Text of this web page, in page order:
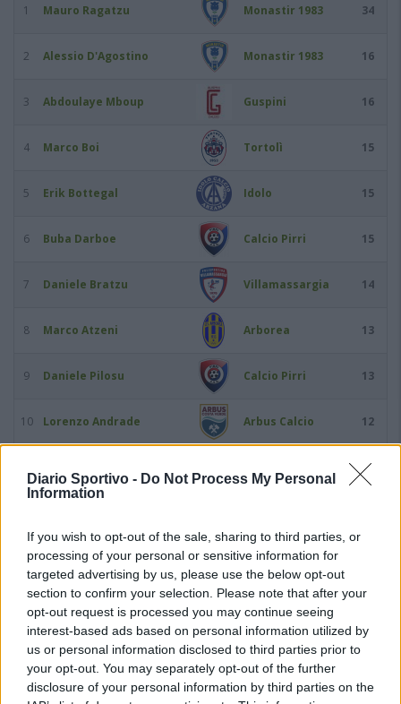
Diario Sportivo - Do Not Process My Personal
Information
If you wish to opt-out of the sale, sharing to third parties, or
processing of your personal or sensitive information for
targeted advertising by us, please use the below opt-out
section to confirm your selection. Please note that after your
opt-out request is processed you may continue seeing
interest-based ads based on personal information utilized by
us or personal information disclosed to third parties prior to
your opt-out. You may separately opt-out of the further
disclosure of your personal information by third parties on the
1 Mauro Ragatzu Monastir 1983 34
2 Alessio D'Agostino Monastir 1983 16
3 Abdoulaye Mboup Guspini 16
4 Marco Boi Tortolì 15
5 Erik Bottegal Idolo 15
6 Buba Darboe Calcio Pirri 15
7 Daniele Bratzu Villamassargia 14
8 Marco Atzeni Arborea 13
9 Daniele Pilosu Calcio Pirri 13
10 Lorenzo Andrade Arbus Calcio 12
12
13 Lucas Mariano Serio Orrolese
Matteo Cardia Cus Cagliari
15 Lamin Jammeh Idolo
16 Omar Loi Calcio Pirri 10